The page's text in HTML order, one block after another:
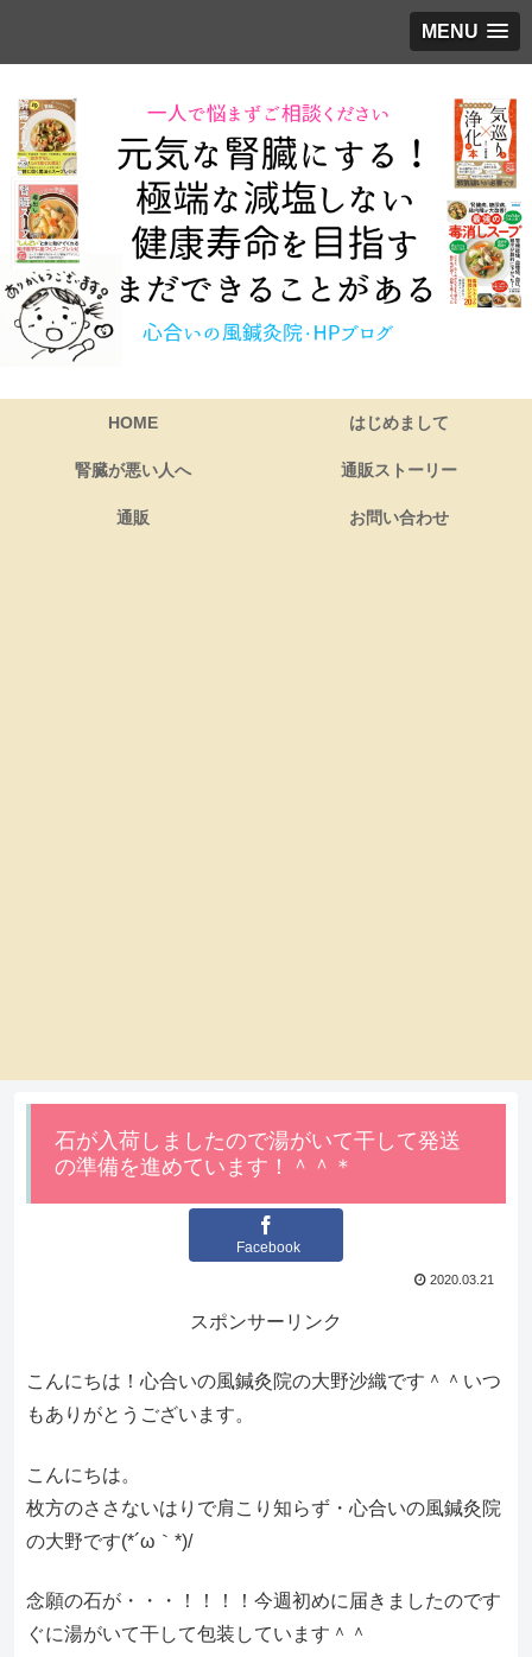
MENU
HOME はじめまして
腎臓が悪い人へ 通販ストーリー
通販 お問い合わせ
石が入荷しましたので湯がいて干して発送
の準備を進めています！＾＾＊
Facebook
2020.03.21
スポンサーリンク
こんにちは！心合いの風鍼灸院の大野沙織です＾＾いつ
もありがとうございます。
こんにちは。
枚方のささないはりで肩こり知らず・心合いの風鍼灸院
の大野です(*´ω｀*)/
念願の石が・・・！！！！今週初めに届きましたのです
ぐに湯がいて干して包装しています＾＾